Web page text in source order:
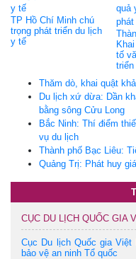
TP Hồ Chí Minh chú
trọng phát triển du lịch
y tế
tố
Thăm dò, khai quật
Du lịch xứ dừa: Dần
bằng sông Cửu Long
Bắc Ninh: Thí điểm
vụ du lịch
Thành phố Bạc Liêu:
Quảng Trị: Phát huy
CỤC DU LỊCH QUỐC GIA
Cục Du lịch Quốc gia Việt
bảo vệ an ninh Tổ quốc